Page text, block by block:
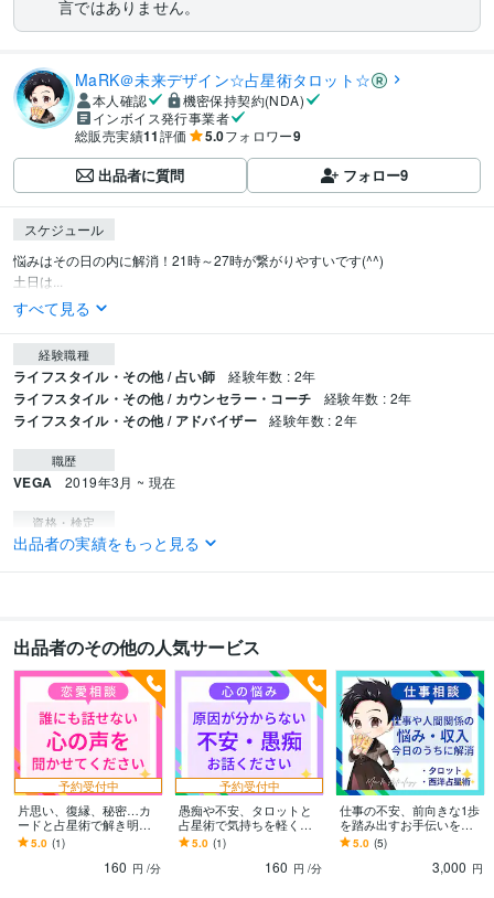
言ではありません。
MaRK＠未来デザイン☆占星術タロット☆
本人確認
機密保持契約(NDA)
インボイス発行事業者
総販売実績11評価 5.0フォロワー9
出品者に質問 フォロー9
スケジュール
悩みはその日の内に解消！21時～27時が繋がりやすいです(^^)
土日は...
すべて見る
経験職種
ライフスタイル・その他 / 占い師 経験年数 : 2年
ライフスタイル・その他 / カウンセラー・コーチ 経験年数 : 2年
ライフスタイル・その他 / アドバイザー 経験年数 : 2年
職歴
VEGA 2019年3月 ~ 現在
資格・検定
CGクリエイター検定ベーシック
学歴
神戸学院大学 2010年3月 ~ 2014年3月
出品者の実績をもっと見る
出品者のその他の人気サービス
予約受付中
片思い、復縁、秘密…カ
ードと占星術で解き明か
します 恋愛の悩み、選択
肢を一緒に考えてみませ
5.0 (1)
160 円 /分
予約受付中
愚痴や不安、タロットと
占星術で気持ちを軽くし
ます 話すだけで心が軽く
なります、占いでスッキ
リしてください！
5.0 (1)
160 円 /分
仕事の不安、前向きな1歩
を踏み出すお手伝いをし
ます 今後の仕事の不安を
抱えるあなたへ、占いで
明るい未来を導きます
5.0 (5)
3,000 円